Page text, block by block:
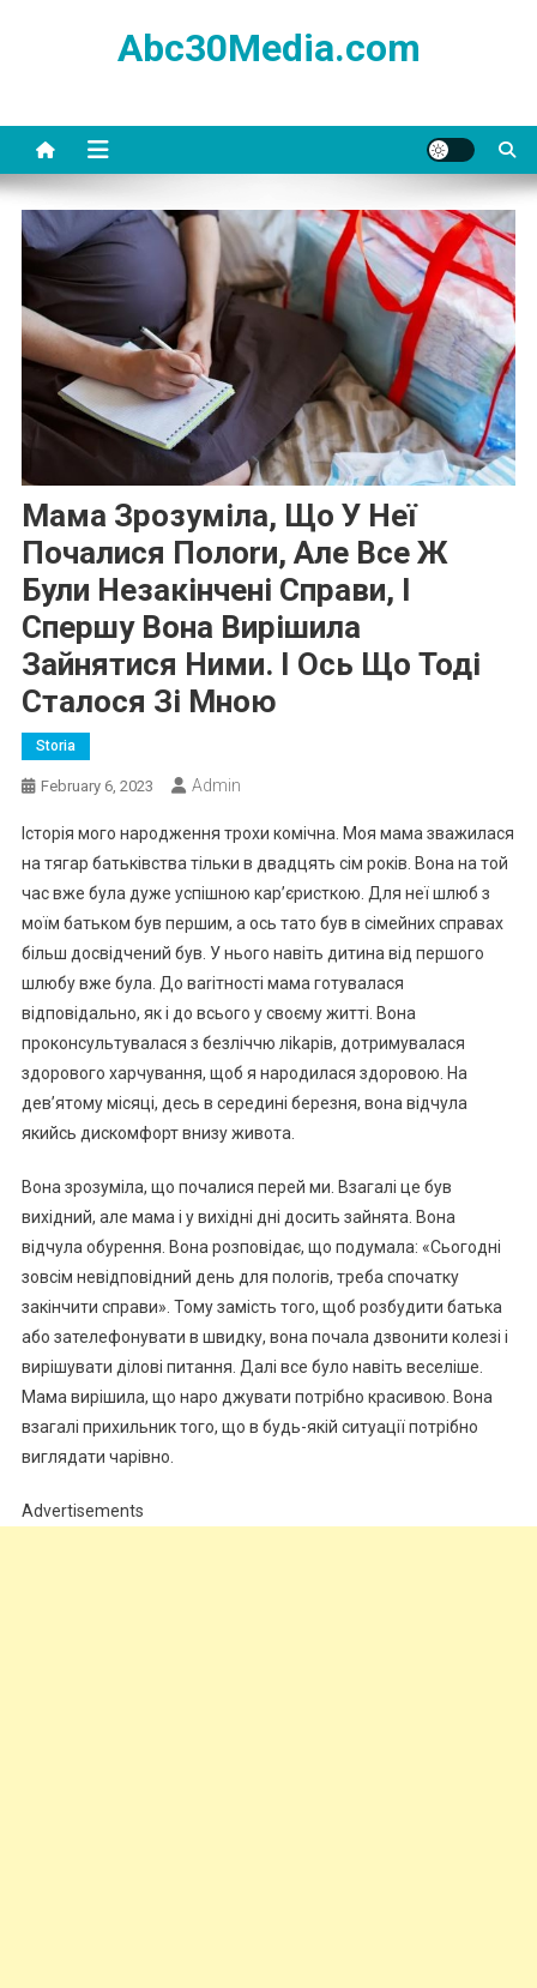
Abc30Media.com
Мама Зрозуміла, Що У Неї
Почалися Полоrи, Але Все Ж
Були Незакінчені Справи, І
Спершу Вона Вирішила
Зайнятися Ними. І Ось Що Тоді
Сталося Зі Мною
Storia
February 6, 2023 Admin
Історія мого народження трохи комічна. Моя мама зважилася
на тягар батьківства тільки в двадцять сім років. Вона на той
час вже була дуже успішною кар’єристкою. Для неї шлюб з
моїм батьком був першим, а ось тато був в сімейних справах
більш досвідчений був. У нього навіть дитина від першого
шлюбу вже була. До ваrітності мама готувалася
відповідально, як і до всього у своєму житті. Вона
проконсультувалася з безліччю ліkарів, дотримувалася
здорового харчування, щоб я народилася здоровою. На
дев’ятому місяці, десь в середині березня, вона відчула
якийсь дискомфорт внизу живота.
Вона зрозуміла, що почалися перей ми. Взагалі це був
вихідний, але мама і у вихідні дні досить зайнята. Вона
відчула обурення. Вона розповідає, що подумала: «Сьогодні
зовсім невідповідний день для полоrів, треба спочатку
закінчити справи». Тому замість того, щоб розбудити батька
або зателефонувати в швидку, вона почала дзвонити колезі і
вирішувати ділові питання. Далі все було навіть веселіше.
Мама вирішила, що наро джувати потрібно красивою. Вона
взагалі прихильник того, що в будь-якій ситуації потрібно
виглядати чарівно.
Advertisements